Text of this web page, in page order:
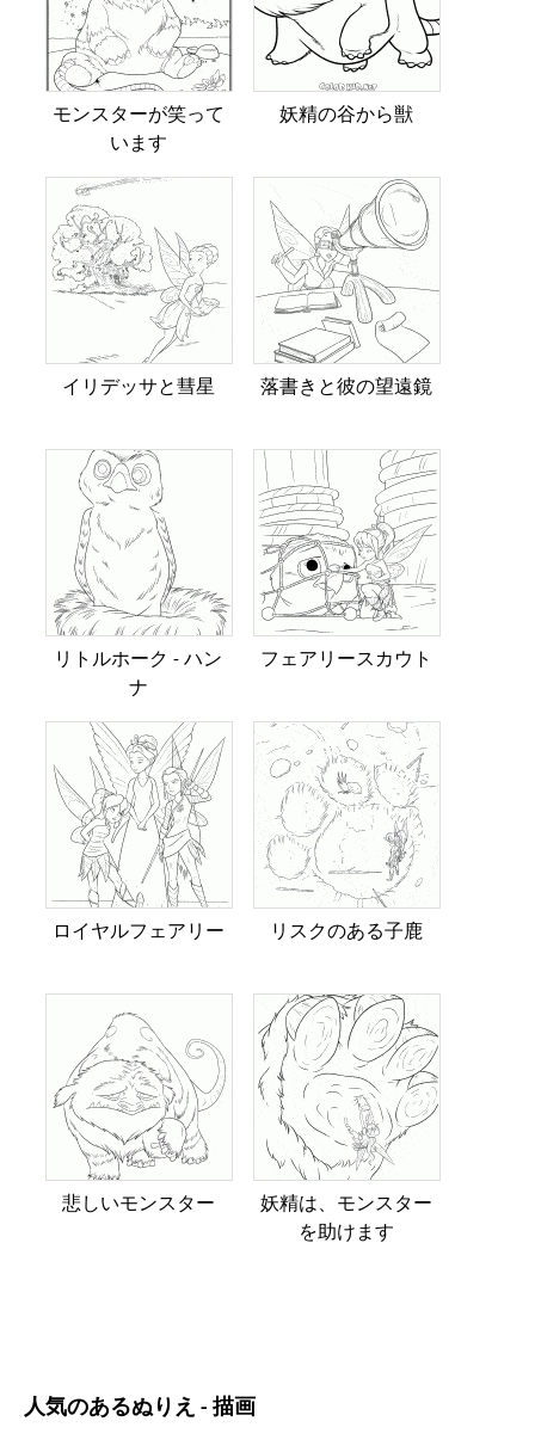
モンスターが笑って
います
妖精の谷から獣
イリデッサと彗星 落書きと彼の望遠鏡
リトルホーク - ハン
ナ
フェアリースカウト
ロイヤルフェアリー リスクのある子鹿
悲しいモンスター
妖精は、モンスター
を助けます
人気のあるぬりえ - 描画